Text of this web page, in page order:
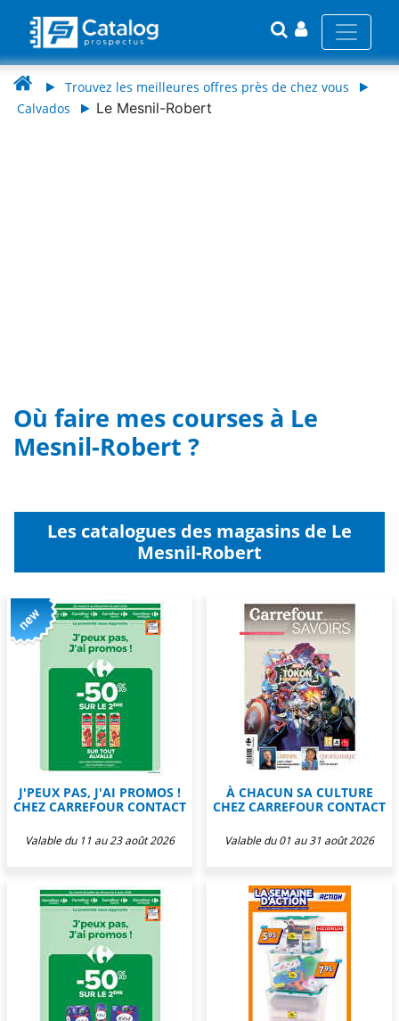
Trouvez les meilleures offres près de chez vous
Calvados
Le Mesnil-Robert
Où faire mes courses à Le
Mesnil-Robert ?
Les catalogues des magasins de Le
Mesnil-Robert
J'PEUX PAS, J'AI PROMOS !
CHEZ CARREFOUR CONTACT
Valable du 11 au 23 août 2026
À CHACUN SA CULTURE
CHEZ CARREFOUR CONTACT
Valable du 01 au 31 août 2026